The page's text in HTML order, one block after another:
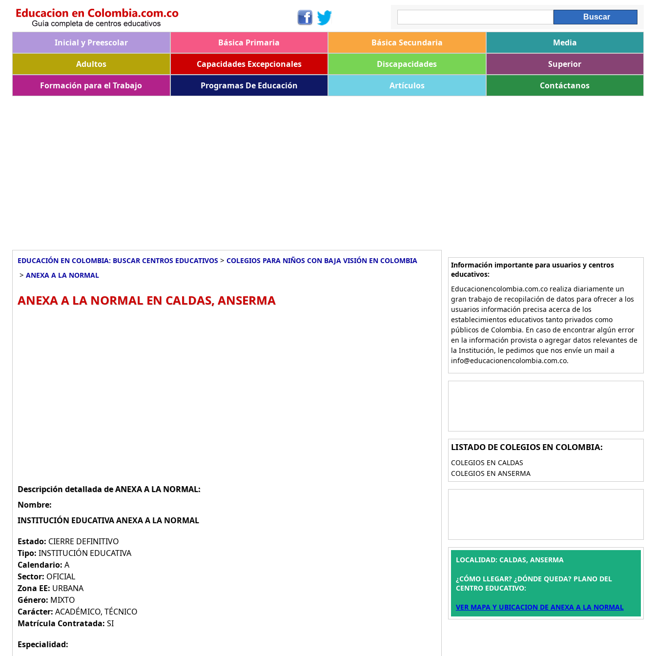
Inicial y Preescolar Básica Primaria Básica Secundaria
Media
Adultos
Capacidades Excepcionales Discapacidades
Superior
Formación para el Trabajo
Programas De Educación Artículos Contáctanos
EDUCACIÓN EN COLOMBIA: BUSCAR CENTROS EDUCATIVOS > COLEGIOS PARA NIÑOS CON BAJA VISIÓN EN COLOMBIA
> ANEXA A LA NORMAL
ANEXA A LA NORMAL EN CALDAS, ANSERMA
Descripción detallada de ANEXA A LA NORMAL:
Nombre:
INSTITUCIÓN EDUCATIVA ANEXA A LA NORMAL
Estado: CIERRE DEFINITIVO
Tipo: INSTITUCIÓN EDUCATIVA
Calendario: A
Sector: OFICIAL
Zona EE: URBANA
Género: MIXTO
Carácter: ACADÉMICO, TÉCNICO
Matrícula Contratada: SI
Especialidad:
Información importante para usuarios y centros
educativos:
Educacionencolombia.com.co realiza diariamente un
gran trabajo de recopilación de datos para ofrecer a los
usuarios información precisa acerca de los
establecimientos educativos tanto privados como
públicos de Colombia. En caso de encontrar algún error
en la información provista o agregar datos relevantes de
la Institución, le pedimos que nos envíe un mail a
info@educacionencolombia.com.co.
LISTADO DE COLEGIOS EN COLOMBIA:
COLEGIOS EN CALDAS
COLEGIOS EN ANSERMA
LOCALIDAD: CALDAS, ANSERMA
¿CÓMO LLEGAR? ¿DÓNDE QUEDA? PLANO DEL
CENTRO EDUCATIVO:
VER MAPA Y UBICACION DE ANEXA A LA NORMAL